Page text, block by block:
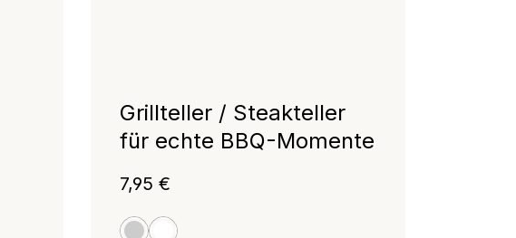
Grillteller / Steakteller
für echte BBQ-Momente
Regulärer Preis:
7,95 €